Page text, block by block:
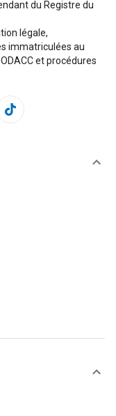
du Registre du
légale,
immatriculées au
et procédures